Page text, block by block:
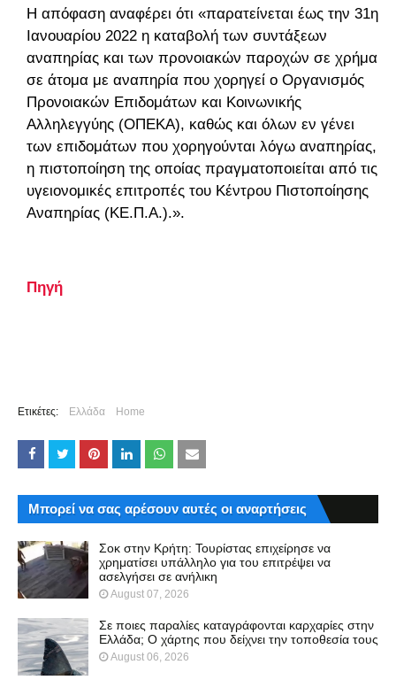
Η απόφαση αναφέρει ότι «παρατείνεται έως την 31η
Ιανουαρίου 2022 η καταβολή των συντάξεων
αναπηρίας και των προνοιακών παροχών σε χρήμα
σε άτομα με αναπηρία που χορηγεί ο Οργανισμός
Προνοιακών Επιδομάτων και Κοινωνικής
Αλληλεγγύης (ΟΠΕΚΑ), καθώς και όλων εν γένει
των επιδομάτων που χορηγούνται λόγω αναπηρίας,
η πιστοποίηση της οποίας πραγματοποιείται από τις
υγειονομικές επιτροπές του Κέντρου Πιστοποίησης
Αναπηρίας (ΚΕ.Π.Α.).».
Πηγή
Ετικέτες: Ελλάδα Home
Μπορεί να σας αρέσουν αυτές οι αναρτήσεις
Σοκ στην Κρήτη: Τουρίστας επιχείρησε να
χρηματίσει υπάλληλο για του επιτρέψει να
ασελγήσει σε ανήλικη
August 07, 2026
Σε ποιες παραλίες καταγράφονται καρχαρίες στην
Ελλάδα; Ο χάρτης που δείχνει την τοποθεσία τους
August 06, 2026